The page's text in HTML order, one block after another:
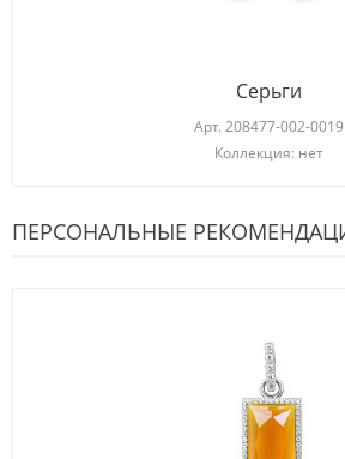
Серьги
Арт. 208477-002-0019
Коллекция: нет
ПЕРСОНАЛЬНЫЕ